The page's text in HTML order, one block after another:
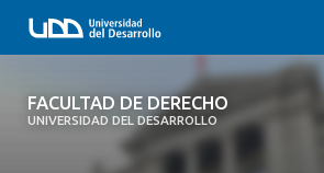
FACULTAD DE DERECHO
UNIVERSIDAD DEL DESARROLLO
FACULTAD DE DERECHO